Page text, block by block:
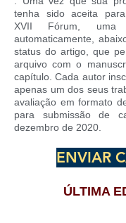
tenha sido aceita
XVII Fórum,
automaticamente,
status do artigo, que
arquivo com o
capítulo. Cada autor
apenas um dos seus
avaliação em formato
para submissão de
dezembro de 2020.
ENVIAR
ÚLTIMA